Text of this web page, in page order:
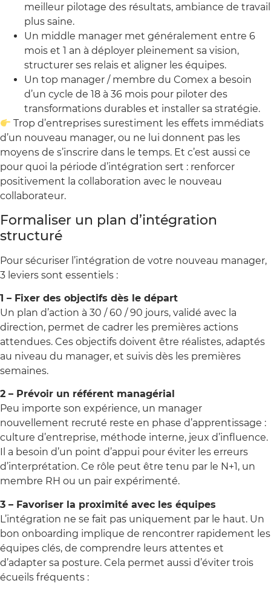
meilleur pilotage des résultats, ambiance de travail
plus saine.
Un middle manager met généralement entre 6
mois et 1 an à déployer pleinement sa vision,
structurer ses relais et aligner les équipes.
Un top manager / membre du Comex a besoin
d’un cycle de 18 à 36 mois pour piloter des
transformations durables et installer sa stratégie.
Trop d’entreprises surestiment les effets immédiats
d’un nouveau manager, ou ne lui donnent pas les
moyens de s’inscrire dans le temps. Et c’est aussi ce
pour quoi la période d’intégration sert : renforcer
positivement la collaboration avec le nouveau
collaborateur.
Formaliser un plan d’intégration
structuré
Pour sécuriser l’intégration de votre nouveau manager,
3 leviers sont essentiels :
1 – Fixer des objectifs dès le départ
Un plan d’action à 30 / 60 / 90 jours, validé avec la
direction, permet de cadrer les premières actions
attendues. Ces objectifs doivent être réalistes, adaptés
au niveau du manager, et suivis dès les premières
semaines.
2 – Prévoir un référent managérial
Peu importe son expérience, un manager
nouvellement recruté reste en phase d’apprentissage :
culture d’entreprise, méthode interne, jeux d’influence.
Il a besoin d’un point d’appui pour éviter les erreurs
d’interprétation. Ce rôle peut être tenu par le N+1, un
membre RH ou un pair expérimenté.
3 – Favoriser la proximité avec les équipes
L’intégration ne se fait pas uniquement par le haut. Un
bon onboarding implique de rencontrer rapidement les
équipes clés, de comprendre leurs attentes et
d’adapter sa posture. Cela permet aussi d’éviter trois
écueils fréquents :